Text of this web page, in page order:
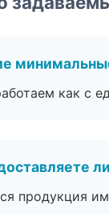
как с
продукция